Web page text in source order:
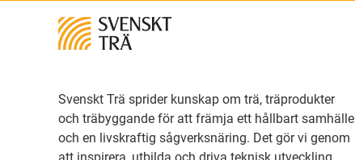
Svenskt Trä sprider kunskap om trä, träprodukter
och träbyggande för att främja ett hållbart samhälle
och en livskraftig sågverksnäring. Det gör vi genom